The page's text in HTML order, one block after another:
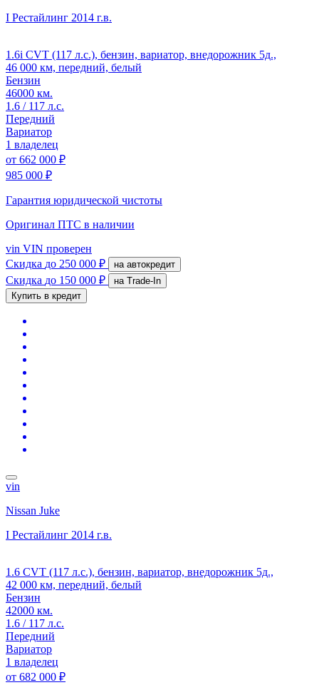
I Рестайлинг 2014 г.в.
1.6i CVT (117 л.с.), бензин, вариатор, внедорожник 5д.,
46 000 км, передний, белый
Бензин
46000 км.
1.6 / 117 л.с.
Передний
Вариатор
1 владелец
от 662 000 ₽
985 000 ₽
Гарантия юридической чистоты
Оригинал ПТС в наличии
vin VIN проверен
Скидка до 250 000 ₽ на автокредит
Скидка до 150 000 ₽
на Trade-In
Купить в кредит
vin
Nissan Juke
I Рестайлинг 2014 г.в.
1.6 CVT (117 л.с.), бензин, вариатор, внедорожник 5д.,
42 000 км, передний, белый
Бензин
42000 км.
1.6 / 117 л.с.
Передний
Вариатор
1 владелец
от 682 000 ₽